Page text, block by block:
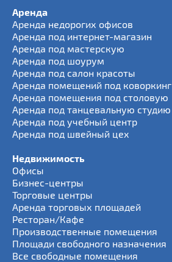
Аренда
Аренда недорогих офисов
Аренда под интернет-магазин
Аренда под мастерскую
Аренда под шоурум
Аренда под салон красоты
Аренда помещений под коворкинг
Аренда помещения под столовую
Аренда под танцевальную студию
Аренда под учебный центр
Аренда под швейный цех
Недвижимость
Офисы
Бизнес-центры
Торговые центры
Аренда торговых площадей
Ресторан/Кафе
Производственные помещения
Площади свободного назначения
Все свободные помещения